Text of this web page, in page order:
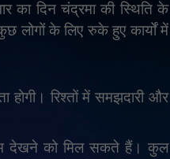
का दिन चंद्रमा की स्थिति के
लोगों के लिए रुके हुए कार्यों में
होगी। रिश्तों में समझदारी और
देखने को मिल सकते हैं। कुल